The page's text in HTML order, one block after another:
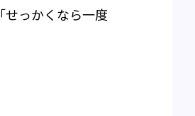
っかくなら一度